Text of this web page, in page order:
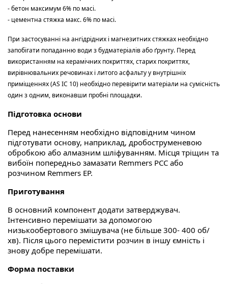
-бетон максимум 6% по масі.
- цементна стяжка макс. 6% по масі.
При застосуванні на ангідрідних і магнезитних стяжках необхідно
запобігати попаданню води з будматеріалів або ґрунту. Перед
використанням на керамічних покриттях, старих покриттях,
вирівнювальних речовинах і литого асфальту у внутрішніх
приміщеннях (AS IC 10) необхідно перевірити матеріали на сумісність
один з одним, виконавши пробні площадки.
Підготовка основи
Перед нанесенням необхідно відповідним чином
підготувати основу, наприклад, дробоструменевою
обробкою або алмазним шліфуванням. Місця тріщин та
вибоїн попередньо замазати Remmers PCC або
розчином Remmers EP.
Приготування
В основний компонент додати затверджувач.
Інтенсивно перемішати за допомогою
низькообертового змішувача (не більше 300- 400 об/
хв). Після цього перемістити розчин в іншу ємність і
знову добре перемішати.
Форма поставки